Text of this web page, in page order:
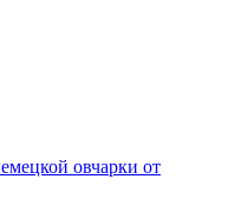
овчарки от